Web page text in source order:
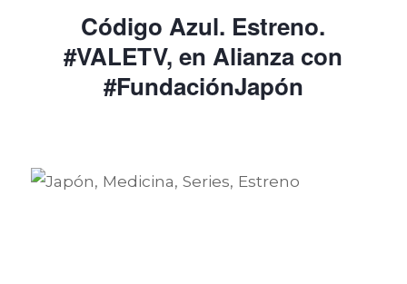
Código Azul. Estreno.
#VALETV, en Alianza con
#FundaciónJapón